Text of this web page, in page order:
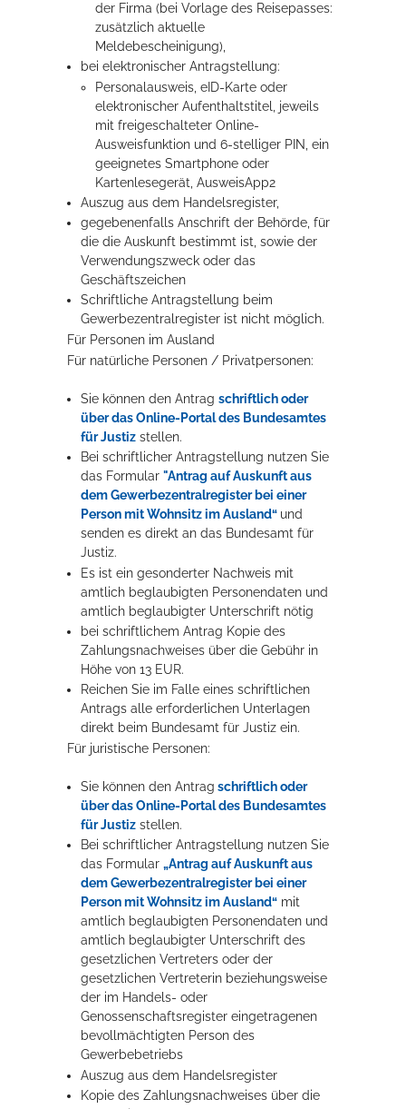
der Firma (bei Vorlage des Reisepasses:
zusätzlich aktuelle
Meldebescheinigung),
bei elektronischer Antragstellung:
Personalausweis, eID-Karte oder
elektronischer Aufenthaltstitel, jeweils
mit freigeschalteter Online-
Ausweisfunktion und 6-stelliger PIN, ein
geeignetes Smartphone oder
Kartenlesegerät, AusweisApp2
Auszug aus dem Handelsregister,
gegebenenfalls Anschrift der Behörde, für
die die Auskunft bestimmt ist, sowie der
Verwendungszweck oder das
Geschäftszeichen
Schriftliche Antragstellung beim
Gewerbezentralregister ist nicht möglich.
Für Personen im Ausland
Für natürliche Personen / Privatpersonen:
Sie können den Antragschriftlich oder
über das Online-Portal des Bundesamtes
für Justiz stellen.
Bei schriftlicher Antragstellung nutzen Sie
das Formular"Antrag auf Auskunft aus
dem Gewerbezentralregister bei einer
Person mit Wohnsitz im Ausland“ und
senden es direkt an das Bundesamt für
Justiz.
Es ist ein gesonderter Nachweis mit
amtlich beglaubigten Personendaten und
amtlich beglaubigter Unterschrift nötig
bei schriftlichem Antrag Kopie des
Zahlungsnachweises über die Gebühr in
Höhe von 13 EUR.
Reichen Sie im Falle eines schriftlichen
Antrags alle erforderlichen Unterlagen
direkt beim Bundesamt für Justiz ein.
Für juristische Personen:
Sie können den Antrag schriftlich oder
über das Online-Portal des Bundesamtes
für Justiz stellen.
Bei schriftlicher Antragstellung nutzen Sie
das Formular„Antrag auf Auskunft aus
dem Gewerbezentralregister bei einer
Person mit Wohnsitz im Ausland“ mit
amtlich beglaubigten Personendaten und
amtlich beglaubigter Unterschrift des
gesetzlichen Vertreters oder der
gesetzlichen Vertreterin beziehungsweise
der im Handels- oder
Genossenschaftsregister eingetragenen
bevollmächtigten Person des
Gewerbebetriebs
Auszug aus dem Handelsregister
Kopie des Zahlungsnachweises über die